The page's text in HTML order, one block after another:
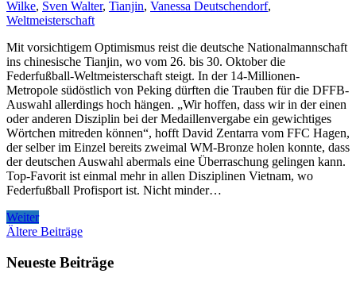
Wilke, Sven Walter, Tianjin, Vanessa Deutschendorf,
Weltmeisterschaft
Mit vorsichtigem Optimismus reist die deutsche Nationalmannschaft
ins chinesische Tianjin, wo vom 26. bis 30. Oktober die
Federfußball-Weltmeisterschaft steigt. In der 14-Millionen-
Metropole südöstlich von Peking dürften die Trauben für die DFFB-
Auswahl allerdings hoch hängen. „Wir hoffen, dass wir in der einen
oder anderen Disziplin bei der Medaillenvergabe ein gewichtiges
Wörtchen mitreden können“, hofft David Zentarra vom FFC Hagen,
der selber im Einzel bereits zweimal WM-Bronze holen konnte, dass
der deutschen Auswahl abermals eine Überraschung gelingen kann.
Top-Favorit ist einmal mehr in allen Disziplinen Vietnam, wo
Federfußball Profisport ist. Nicht minder…
Weiter
Beitragsnavigation
Ältere Beiträge
Neueste Beiträge